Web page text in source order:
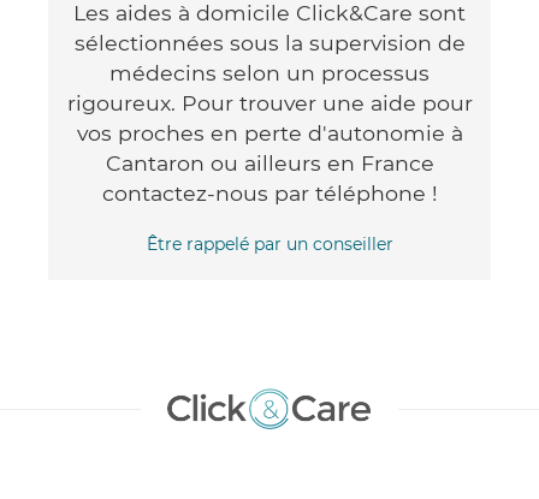
Les aides à domicile Click&Care sont
sélectionnées sous la supervision de
médecins selon un processus
rigoureux. Pour trouver une aide pour
vos proches en perte d'autonomie à
Cantaron ou ailleurs en France
contactez-nous par téléphone !
Être rappelé par un conseiller